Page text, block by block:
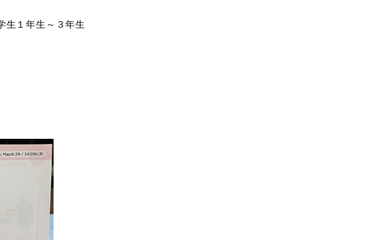
生１年生～３年生